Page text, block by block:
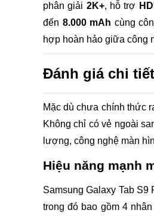
phân giải 2K+, hỗ trợ
đến 8.000 mAh cùng
hợp hoàn hảo giữa công
Đánh giá chi
Mặc dù chưa chính thức
Không chỉ có vẻ ngoài
lượng, công nghệ màn
Hiệu năng mạnh
Samsung Galaxy Tab
trong đó bao gồm 4